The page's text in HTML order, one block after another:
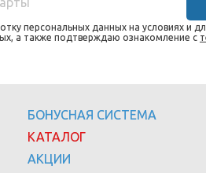
персональных данных на условиях и
а также подтверждаю ознакомление с
БОНУСНАЯ СИСТЕМА
КАТАЛОГ
АКЦИИ